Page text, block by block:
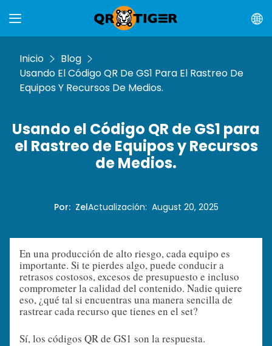
Inicio
Blog
Usando El Código QR De GS1 Para El Rastreo De
Equipos Y Recursos De Medios.
Usando el Código QR de GS1 para
el Rastreo de Equipos y Recursos
de Medios.
Por: ZelActualización: August 20, 2025
En una producción de alto riesgo, cada equipo es
importante. Si te pierdes algo, puede conducir a
retrasos costosos, excesos de presupuesto e incluso
comprometer la calidad del contenido. Nadie quiere
eso, ¿qué tal si encuentras una manera sencilla de
rastrear cada recurso que tienes en el set?
Sí, los códigos QR de GS1 son la respuesta.